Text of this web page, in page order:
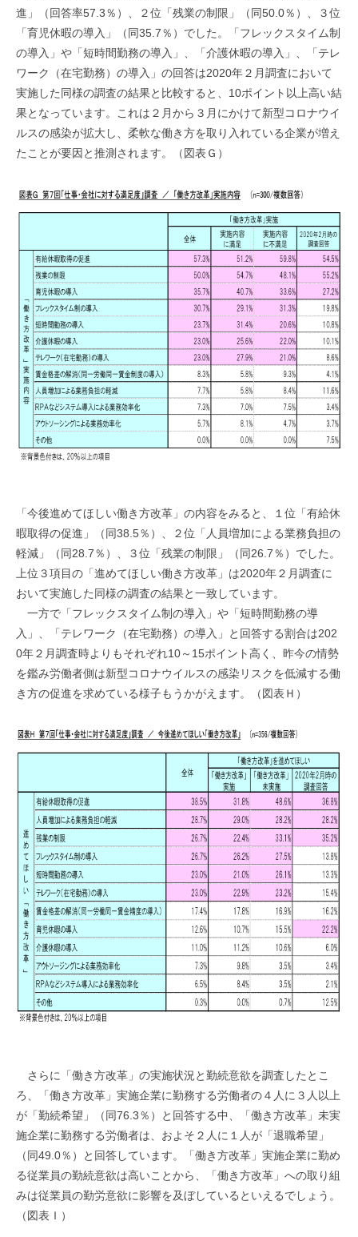
進」（回答率57.3％）、２位「残業の制限」（同50.0％）、３位
「育児休暇の導入」（同35.7％）でした。「フレックスタイム制
の導入」や「短時間勤務の導入」、「介護休暇の導入」、「テレ
ワーク（在宅勤務）の導入」の回答は2020年２月調査において
実施した同様の調査の結果と比較すると、10ポイント以上高い結
果となっています。これは２月から３月にかけて新型コロナウイ
ルスの感染が拡大し、柔軟な働き方を取り入れている企業が増え
たことが要因と推測されます。（図表Ｇ）
「今後進めてほしい働き方改革」の内容をみると、１位「有給休
暇取得の促進」（同38.5％）、２位「人員増加による業務負担の
軽減」（同28.7％）、３位「残業の制限」（同26.7％）でした。
上位３項目の「進めてほしい働き方改革」は2020年２月調査に
おいて実施した同様の調査の結果と一致しています。
一方で「フレックスタイム制の導入」や「短時間勤務の導
入」、「テレワーク（在宅勤務）の導入」と回答する割合は202
0年２月調査時よりもそれぞれ10～15ポイント高く、昨今の情勢
を鑑み労働者側は新型コロナウイルスの感染リスクを低減する働
き方の促進を求めている様子もうかがえます。（図表Ｈ）
さらに「働き方改革」の実施状況と勤続意欲を調査したとこ
ろ、「働き方改革」実施企業に勤務する労働者の４人に３人以上
が「勤続希望」（同76.3％）と回答する中、「働き方改革」未実
施企業に勤務する労働者は、およそ２人に１人が「退職希望」
（同49.0％）と回答しています。「働き方改革」実施企業に勤め
る従業員の勤続意欲は高いことから、「働き方改革」への取り組
みは従業員の勤労意欲に影響を及ぼしているといえるでしょう。
（図表Ｉ）